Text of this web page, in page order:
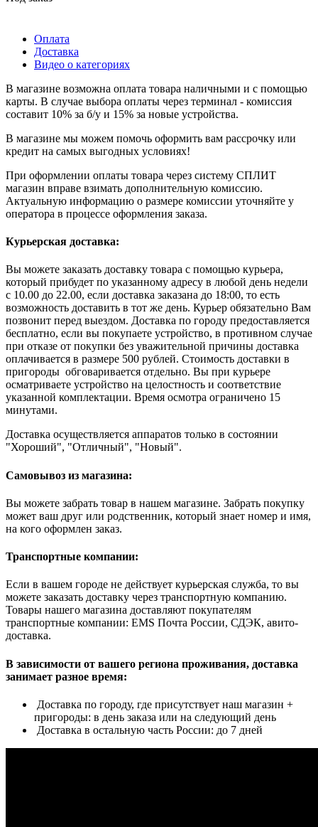
Оплата
Доставка
Видео о категориях
В магазине возможна оплата товара наличными и с помощью
карты. В случае выбора оплаты через терминал - комиссия
составит 10% за б/у и 15% за новые устройства.
В магазине мы можем помочь оформить вам рассрочку или
кредит на самых выгодных условиях!
При оформлении оплаты товара через систему СПЛИТ
магазин вправе взимать дополнительную комиссию.
Актуальную информацию о размере комиссии уточняйте у
оператора в процессе оформления заказа.
Курьерская доставка:
Вы можете заказать доставку товара с помощью курьера,
который прибудет по указанному адресу в любой день недели
с 10.00 до 22.00, если доставка заказана до 18:00, то есть
возможность доставить в тот же день. Курьер обязательно Вам
позвонит перед выездом. Доставка по городу предоставляется
бесплатно, если вы покупаете устройство, в противном случае
при отказе от покупки без уважительной причины доставка
оплачивается в размере 500 рублей. Стоимость доставки в
пригороды обговаривается отдельно. Вы при курьере
осматриваете устройство на целостность и соответствие
указанной комплектации. Время осмотра ограничено 15
минутами.
Доставка осуществляется аппаратов только в состоянии
"Хороший", "Отличный", "Новый".
Самовывоз из магазина:
Вы можете забрать товар в нашем магазине. Забрать покупку
может ваш друг или родственник, который знает номер и имя,
на кого оформлен заказ.
Транспортные компании:
Если в вашем городе не действует курьерская служба, то вы
можете заказать доставку через транспортную компанию.
Товары нашего магазина доставляют покупателям
транспортные компании: EMS Почта России, СДЭК, авито-
доставка.
В зависимости от вашего региона проживания, доставка
занимает разное время:
Доставка по городу, где присутствует наш магазин +
пригороды: в день заказа или на следующий день
Доставка в остальную часть России: до 7 дней